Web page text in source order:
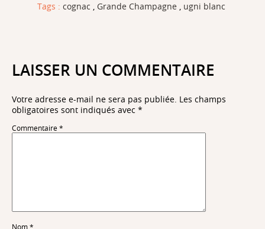
Tags : cognac , Grande Champagne , ugni blanc
LAISSER UN COMMENTAIRE
Votre adresse e-mail ne sera pas publiée. Les champs
obligatoires sont indiqués avec *
Commentaire *
Nom *